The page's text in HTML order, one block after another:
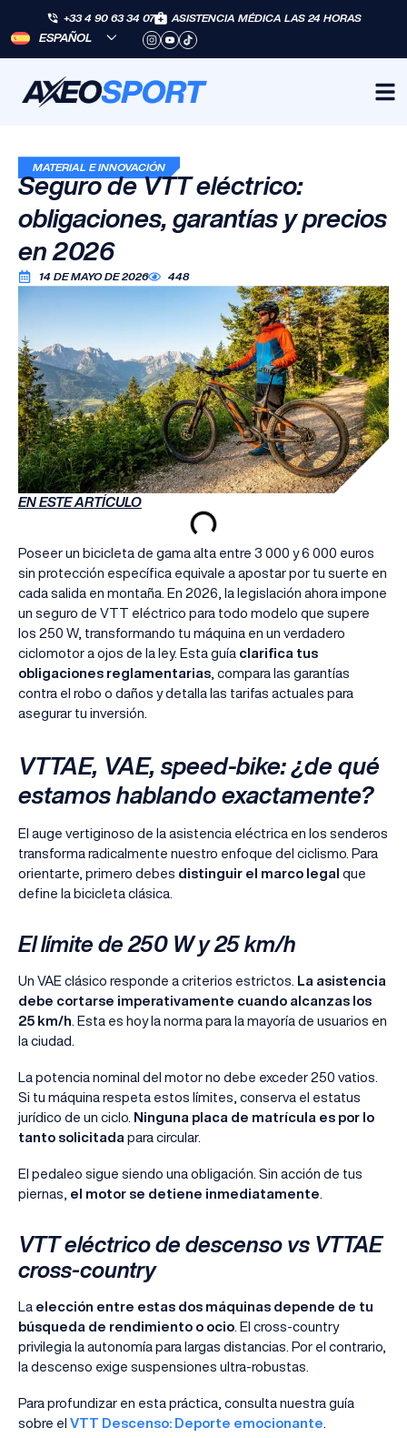
+33 4 90 63 34 07
ASISTENCIA MÉDICA LAS 24 HORAS
ESPAÑOL
MATERIAL E INNOVACIÓN
Seguro de VTT eléctrico:
obligaciones, garantías y precios
en 2026
14 DE MAYO DE 2026 448
EN ESTE ARTÍCULO
Poseer un bicicleta de gama alta entre 3 000 y 6 000 euros
sin protección específica equivale a apostar por tu suerte en
cada salida en montaña. En 2026, la legislación ahora impone
un seguro de VTT eléctrico para todo modelo que supere
los 250 W, transformando tu máquina en un verdadero
ciclomotor a ojos de la ley. Esta guía clarifica tus
obligaciones reglamentarias, compara las garantías
contra el robo o daños y detalla las tarifas actuales para
asegurar tu inversión.
VTTAE, VAE, speed-bike: ¿de qué
estamos hablando exactamente?
El auge vertiginoso de la asistencia eléctrica en los senderos
transforma radicalmente nuestro enfoque del ciclismo. Para
orientarte, primero debes distinguir el marco legal que
define la bicicleta clásica.
El límite de 250 W y 25 km/h
Un VAE clásico responde a criterios estrictos. La asistencia
debe cortarse imperativamente cuando alcanzas los
25 km/h. Esta es hoy la norma para la mayoría de usuarios en
la ciudad.
La potencia nominal del motor no debe exceder 250 vatios.
Si tu máquina respeta estos límites, conserva el estatus
jurídico de un ciclo. Ninguna placa de matrícula es por lo
tanto solicitada para circular.
El pedaleo sigue siendo una obligación. Sin acción de tus
piernas, el motor se detiene inmediatamente.
VTT eléctrico de descenso vs VTTAE
cross-country
La elección entre estas dos máquinas depende de tu
búsqueda de rendimiento o ocio. El cross-country
privilegia la autonomía para largas distancias. Por el contrario,
la descenso exige suspensiones ultra-robustas.
Para profundizar en esta práctica, consulta nuestra guía
sobre el VTT Descenso: Deporte emocionante.